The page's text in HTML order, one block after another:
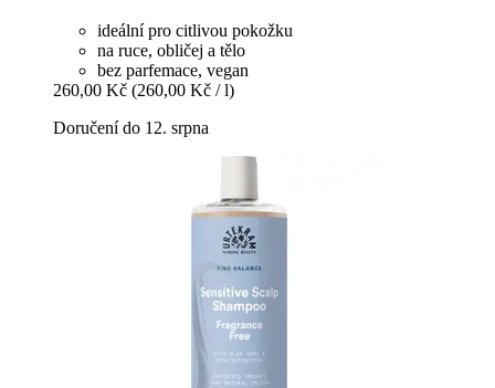
ideální pro citlivou pokožku
na ruce, obličej a tělo
bez parfemace, vegan
260,00 Kč (260,00 Kč / l)
Doručení do 12. srpna